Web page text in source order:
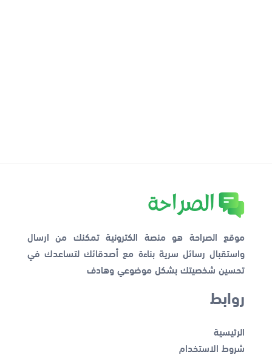
موقع الصراحة هو منصة الكترونية تمكنك من ارسال
واستقبال رسائل سرية بناءة مع أصدقائك لتساعدك في
تحسين شخصيتك بشكل موضوعي وهادف
روابط
الرئيسية
شروط الاستخدام